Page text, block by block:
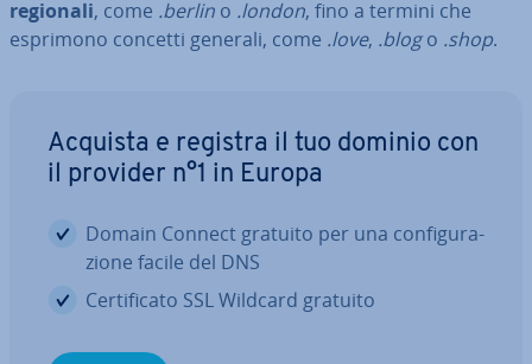
regionali, come .berlin o .london, fino a termini che
esprimono concetti generali, come .love, .blogo .shop.
Acquista e registra il tuo dominio con
il provider n°1 in Europa
Domain Connect gratuito per una con­fi­gu­ra­
zio­ne facile del DNS
Cer­ti­fi­ca­to SSL Wildcard gratuito